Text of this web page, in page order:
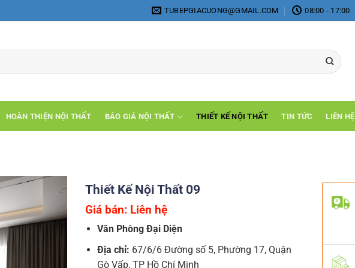
TUBEPGIACUONG@GMAIL.COM 08:00 - 17:00
HOÀN THIỆN NỘI THẤT BÁO GIÁ NỘI THẤT THIẾT KẾ NỘI THẤT TIN TỨC LIÊN HỆ
Thiết Kế Nội Thất 09
Giá bán: Liên hệ
Văn Phòng Đại Diện
Địa chỉ: 67/6/6 Đường số 5, Phường 17, Quận
Gò Vấp, TP Hồ Chí Minh